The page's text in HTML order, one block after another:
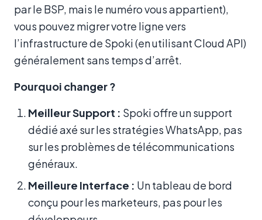
par le BSP, mais le numéro vous appartient),
vous pouvez migrer votre ligne vers
l’infrastructure de Spoki (en utilisant Cloud API)
généralement sans temps d’arrêt.
Pourquoi changer ?
Meilleur Support : Spoki offre un support
dédié axé sur les stratégies WhatsApp, pas
sur les problèmes de télécommunications
généraux.
Meilleure Interface : Un tableau de bord
conçu pour les marketeurs, pas pour les